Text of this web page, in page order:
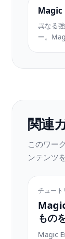
ンなど8
合して
Magic
異なる
ー。
なたの
関連
このワー
ンテンツ
チュート
もの
Magic